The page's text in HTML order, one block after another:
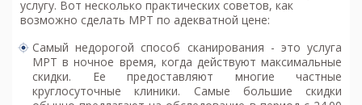
услугу. Вот несколько практических советов, как
возможно сделать МРТ по адекватной цене:
Самый недорогой способ сканирования - это услуга
МРТ в ночное время, когда действуют максимальные
скидки. Ее предоставляют многие частные
круглосуточные клиники. Самые большие скидки